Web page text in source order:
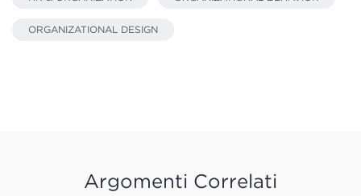
ORGANIZATIONAL DESIGN
Argomenti Correlati